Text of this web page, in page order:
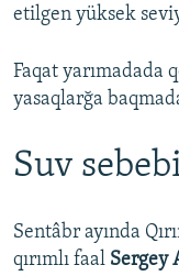
etilgen yüksek
Faqat yarımadada
yasaqlarğa
Suv
Sentâbr ayında
qırımlı faal Sergey